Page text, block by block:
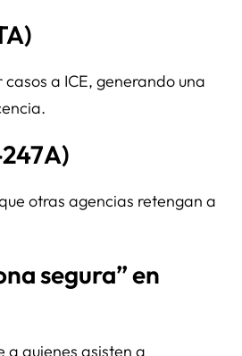
casos a ICE, generando una
otras agencias retengan a
segura” en
a quienes asisten a